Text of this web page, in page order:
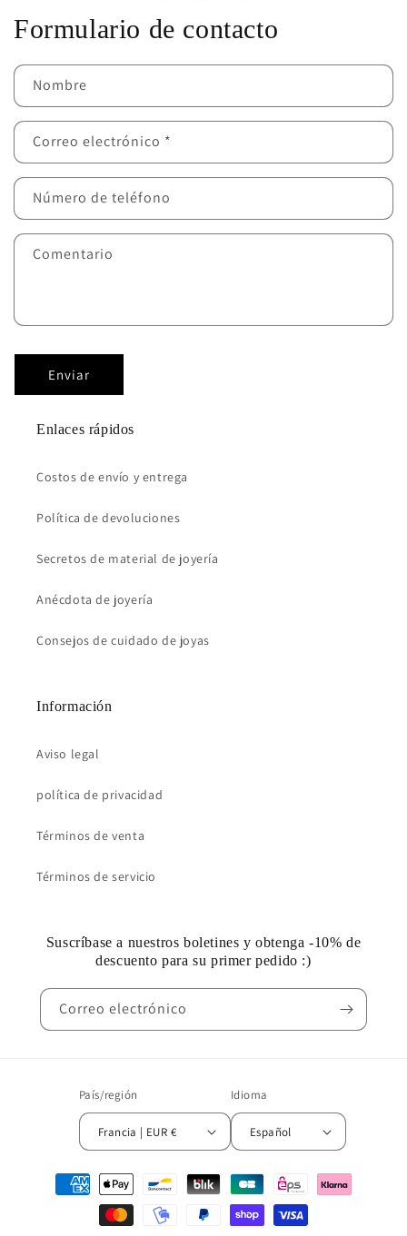
Formulario de contacto
Nombre
Correo electrónico *
Número de teléfono
Comentario
Enviar
Enlaces rápidos
Costos de envío y entrega
Política de devoluciones
Secretos de material de joyería
Anécdota de joyería
Consejos de cuidado de joyas
Información
Aviso legal
política de privacidad
Términos de venta
Términos de servicio
Suscríbase a nuestros boletines y obtenga -10% de
descuento para su primer pedido :)
Correo electrónico
País/región
Francia | EUR €
Idioma
Español
Métodos